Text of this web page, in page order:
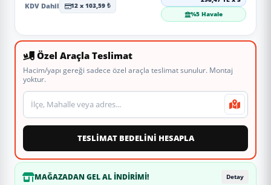
KDV Dahil 12 x 103,59 ₺
%5 Havale
Özel Araçla Teslimat
Hacim/yapı gereği sadece özel araçla teslimat sunulur. Montaj
yoktur.
Teslimat veya montaj adresi
TESLİMAT BEDELİNİ HESAPLA
MAĞAZADAN GEL AL İNDIRIMI! Detay